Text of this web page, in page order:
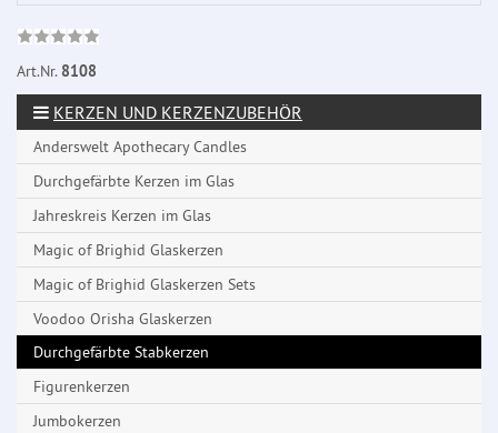
Art.Nr. 8108
KERZEN UND KERZENZUBEHÖR
Anderswelt Apothecary Candles
Durchgefärbte Kerzen im Glas
Jahreskreis Kerzen im Glas
Magic of Brighid Glaskerzen
Magic of Brighid Glaskerzen Sets
Voodoo Orisha Glaskerzen
Durchgefärbte Stabkerzen
Figurenkerzen
Jumbokerzen